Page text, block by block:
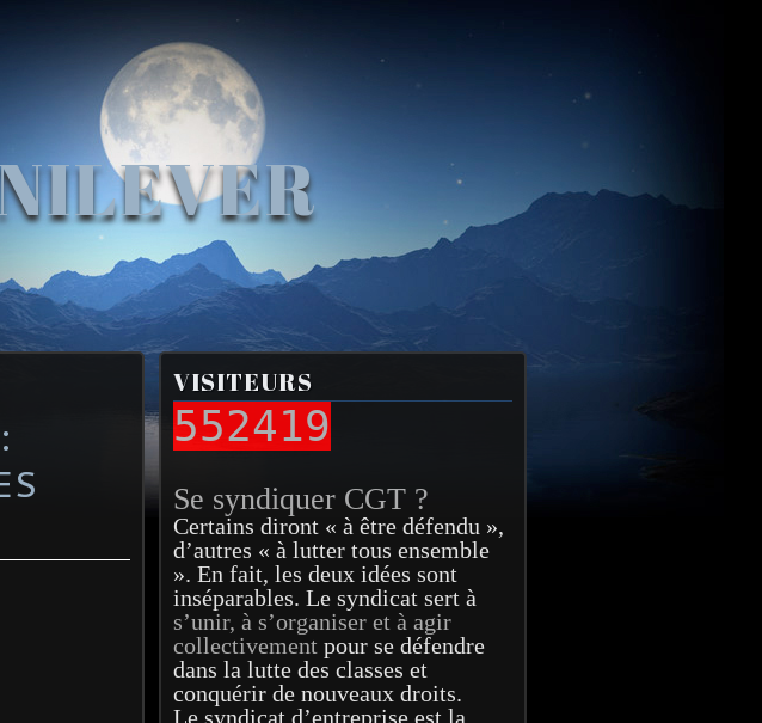
VISITEURS
552419
Se syndiquer CGT ?
Certains diront « à être défendu »,
d’autres « à lutter tous ensemble
». En fait, les deux idées sont
inséparables. Le syndicat sert à
s’unir, à s’organiser et à agir
collectivement pour se défendre
dans la lutte des classes et
conquérir de nouveaux droits.
Le syndicat d’entreprise est la